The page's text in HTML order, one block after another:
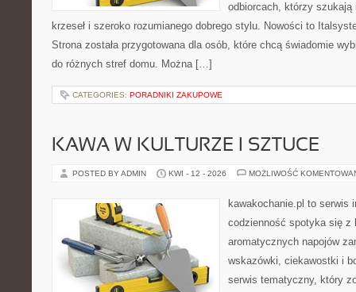
odbiorcach, którzy
krzeseł i szeroko rozumianego dobrego stylu. Nowości to
Strona została przygotowana dla osób, które chcą świadomie
do różnych stref domu. Można […]
CATEGORIES: PORADNIKI ZAKUPOWE
KAWA W KULTURZE I SZTUCE
POSTED BY ADMIN KWI - 12 - 2026 MOŻLIWOŚĆ
kawakochanie.pl to serwis
codzienność spotyka się z
aromatycznych napojów
wskazówki, ciekawostki i
serwis tematyczny, który